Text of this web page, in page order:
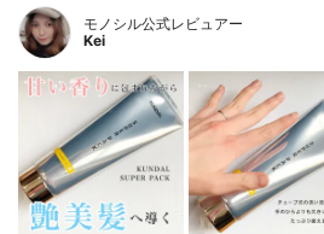
モノシル公式レビュアー
Kei